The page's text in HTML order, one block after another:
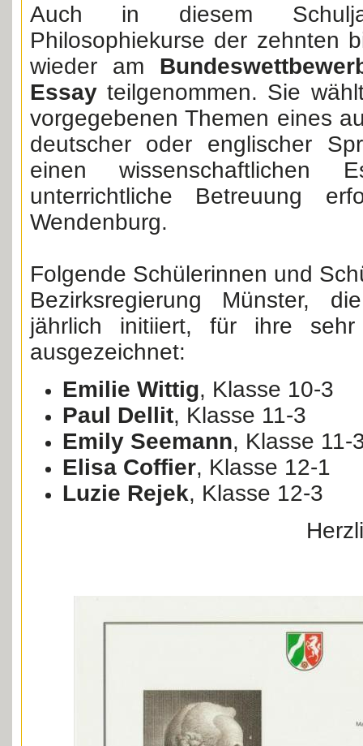
Auch in diesem
Philosophiekurse der zehnten
wieder am
Essayteilgenommen. Sie
vorgegebenen Themen eines
deutscher oder englischer
einen wissenschaftlichen
unterrichtliche Betreuung
Wendenburg.
Folgende Schülerinnen und
Bezirksregierung Münster,
jährlich initiiert, für ihre sehr
ausgezeichnet:
Emilie Wittig, Klasse 10-3
Paul Dellit, Klasse 11-3
Emily Seemann, Klasse 11-
Elisa Coffier, Klasse 12-1
Luzie Rejek, Klasse 12-3